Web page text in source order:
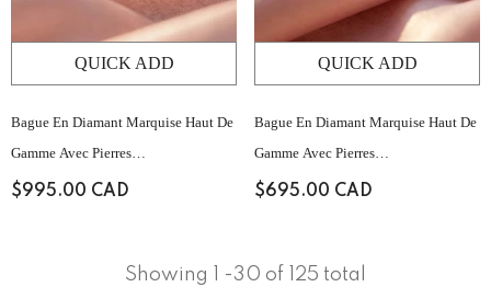
QUICK ADD
Bague En Diamant Marquise Haut De
Gamme Avec Pierres
D'accompagnement Baguette
$995.00 CAD
QUICK ADD
Bague En Diamant Marquise Haut De
Gamme Avec Pierres
D'accompagnement Baguette
$695.00 CAD
Showing -30 of 125 total